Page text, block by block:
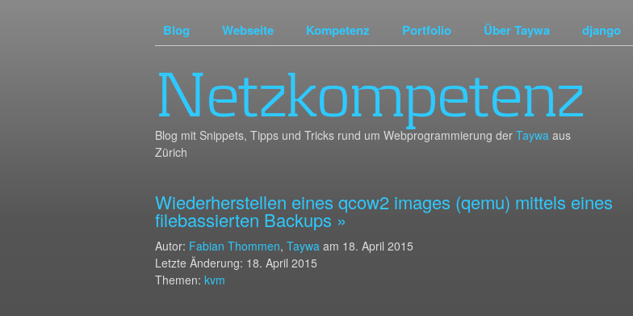
Blog Webseite Kompetenz Portfolio Über Taywa django
Netzkompetenz
Blog mit Snippets, Tipps und Tricks rund um Webprogrammierung der Taywa aus
Zürich
Wiederherstellen eines qcow2 images (qemu) mittels eines
filebassierten Backups »
Autor: Fabian Thommen, Taywa am 18. April 2015
Letzte Änderung: 18. April 2015
Themen: kvm